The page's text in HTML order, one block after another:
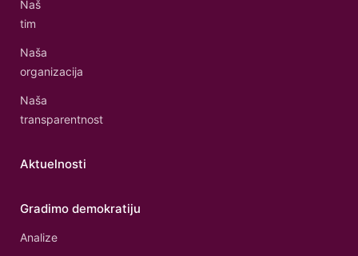
Naš
tim
Naša
organizacija
Naša
transparentnost
Aktuelnosti
Gradimo demokratiju
Analize